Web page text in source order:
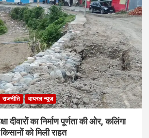
राजनीति वायरल न्यूज़
दीवारों का निर्माण पूर्णता की ओर, कलिंगा
को मिली राहत